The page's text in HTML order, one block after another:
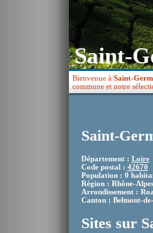
Saint-
Bienvenue à Saint-
commune et notre
Saint-
Département : Loire
Code postal : 42670
Population : 0
Région : Rhône-Alpes
Arrondissement :
Canton : Belmont-
Sites sur